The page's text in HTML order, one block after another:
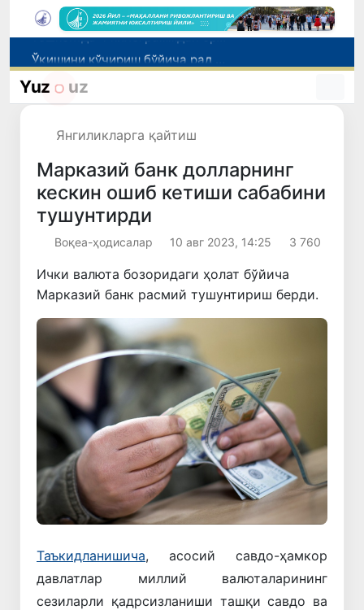
I ва II гуруҳ ногиронлиги бўлган фуқароларга пенсия проактив тарзда тайинланади
Yuz uz
Янгиликларга қайтиш
Марказий банк долларнинг
кескин ошиб кетиши сабабини
тушунтирди
Воқеа-ҳодисалар 10 авг 2023, 14:25 3 760
Ички валюта бозоридаги ҳолат бўйича
Марказий банк расмий тушунтириш берди.
Таъкидланишича, асосий савдо-ҳамкор
давлатлар миллий валюталарининг
сезиларли қадрсизланиши ташқи савдо ва